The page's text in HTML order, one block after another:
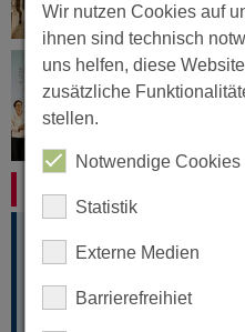
28.05.2026
Termine eintragen
Anmelden und Termin
Wir nutzen Cookies auf
ihnen sind technisch
uns helfen, diese
zusätzliche
stellen.
Notwendige Cookies
Statistik
Externe Medien
Barrierefreihiet